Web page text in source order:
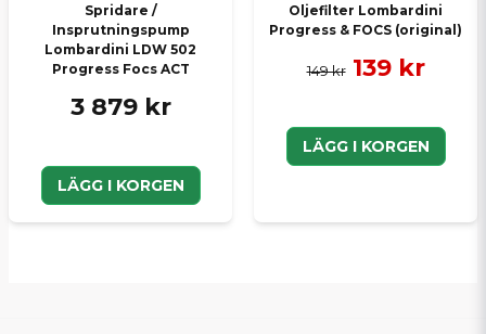
Spridare /
Insprutningspump
Lombardini LDW 502
Progress Focs ACT
3 879 kr
LÄGG I KORGEN
Oljefilter Lombardini
Progress & FOCS (original)
149 kr 139 kr
LÄGG I KORGEN